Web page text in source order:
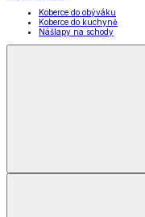
Koberce do obýváku
Koberce do kuchyně
Nášlapy na schody